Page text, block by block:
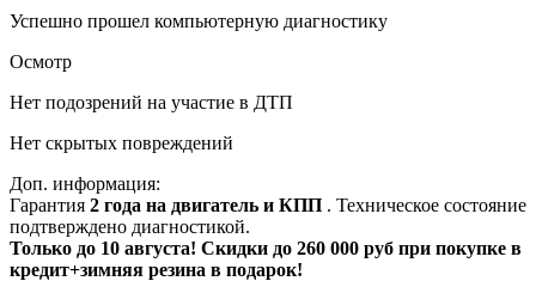
Успешно прошел компьютерную диагностику
Осмотр
Нет подозрений на участие в ДТП
Нет скрытых повреждений
Доп. информация:
Гарантия 2 года на двигатель и КПП . Техническое состояние
подтверждено диагностикой.
Только до 10 августа! Скидки до 260 000 руб при покупке в
кредит+зимняя резина в подарок!